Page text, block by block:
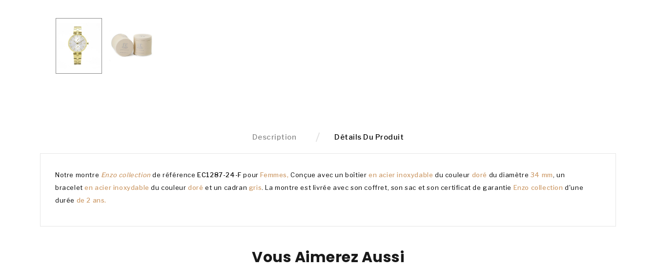
Description Détails Du Produit
Notre montre Enzo collection de référenceEC1287-24-F pourFemmes,Conçue avec un boîtieren acier inoxydabledu couleur doré du diamètre 34 mm, un
braceleten acier inoxydabledu couleurdoré et un cadran gris. La montre est livrée avec son coffret, son sac et son certificat de garantie Enzo collectiond'une
durée de 2 ans.
Vous Aimerez Aussi